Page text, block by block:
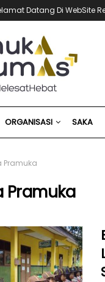
Datang Di WebSite
ORGANISASI SAKA
Pramuka
Pramuka